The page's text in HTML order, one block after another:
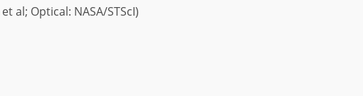
al; Optical: NASA/STScI)